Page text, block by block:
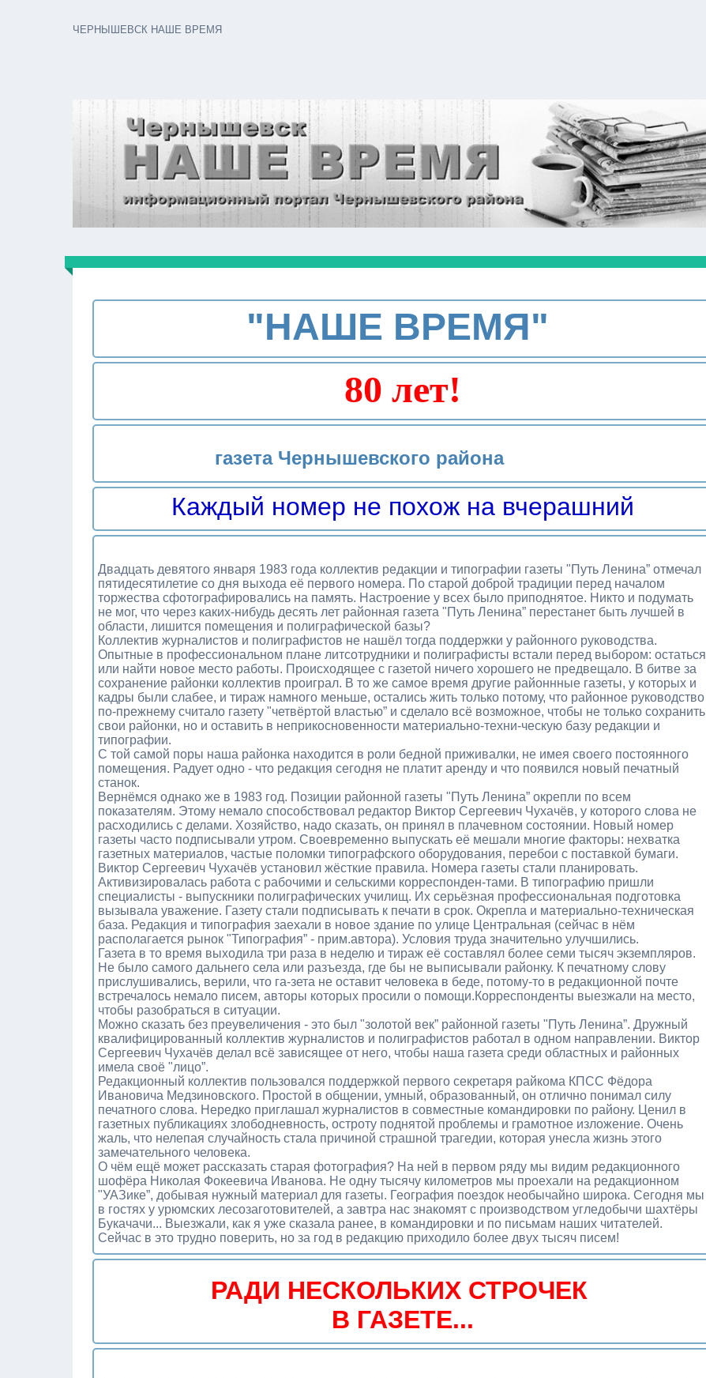
ЧЕРНЫШЕВСК НАШЕ ВРЕМЯ
"НАШЕ ВРЕМЯ"
80 лет!
газета Чернышевского района
Каждый номер не похож на вчерашний
Двадцать девятого января 1983 года коллектив редакции и типографии газеты "Путь Ленина” отмечал
пятидесятилетие со дня выхода её первого номера. По старой доброй традиции перед началом
торжества сфотографировались на память. Настроение у всех было приподнятое. Никто и подумать
не мог, что через каких-нибудь десять лет районная газета "Путь Ленина” перестанет быть лучшей в
области, лишится помещения и полиграфической базы?
Коллектив журналистов и полиграфистов не нашёл тогда поддержки у районного руководства.
Опытные в профессиональном плане литсотрудники и полиграфисты встали перед выбором: остаться
или найти новое место работы. Происходящее с газетой ничего хорошего не предвещало. В битве за
сохранение районки коллектив проиграл. В то же самое время другие районнные газеты, у которых и
кадры были слабее, и тираж намного меньше, остались жить только потому, что районное руководство
по-прежнему считало газету "четвёртой властью” и сделало всё возможное, чтобы не только сохранить
свои районки, но и оставить в неприкосновенности материально-техни-ческую базу редакции и
типографии.
С той самой поры наша районка находится в роли бедной приживалки, не имея своего постоянного
помещения. Радует одно - что редакция сегодня не платит аренду и что появился новый печатный
станок.
Вернёмся однако же в 1983 год. Позиции районной газеты "Путь Ленина” окрепли по всем
показателям. Этому немало способствовал редактор Виктор Сергеевич Чухачёв, у которого слова не
расходились с делами. Хозяйство, надо сказать, он принял в плачевном состоянии. Новый номер
газеты часто подписывали утром. Своевременно выпускать её мешали многие факторы: нехватка
газетных материалов, частые поломки типографского оборудования, перебои с поставкой бумаги.
Виктор Сергеевич Чухачёв установил жёсткие правила. Номера газеты стали планировать.
Активизировалась работа с рабочими и сельскими корреспонден-тами. В типографию пришли
специалисты - выпускники полиграфических училищ. Их серьёзная профессиональная подготовка
вызывала уважение. Газету стали подписывать к печати в срок. Окрепла и материально-техническая
база. Редакция и типография заехали в новое здание по улице Центральная (сейчас в нём
располагается рынок "Типография” - прим.автора). Условия труда значительно улучшились.
Газета в то время выходила три раза в неделю и тираж её составлял более семи тысяч экземпляров.
Не было самого дальнего села или разъезда, где бы не выписывали районку. К печатному слову
прислушивались, верили, что га-зета не оставит человека в беде, потому-то в редакционной почте
встречалось немало писем, авторы которых просили о помощи.Корреспонденты выезжали на место,
чтобы разобраться в ситуации.
Можно сказать без преувеличения - это был "золотой век” районной газеты "Путь Ленина”. Дружный
квалифицированный коллектив журналистов и полиграфистов работал в одном направлении. Виктор
Сергеевич Чухачёв делал всё зависящее от него, чтобы наша газета среди областных и районных
имела своё "лицо”.
Редакционный коллектив пользовался поддержкой первого секретаря райкома КПСС Фёдора
Ивановича Медзиновского. Простой в общении, умный, образованный, он отлично понимал силу
печатного слова. Нередко приглашал журналистов в совместные командировки по району. Ценил в
газетных публикациях злободневность, остроту поднятой проблемы и грамотное изложение. Очень
жаль, что нелепая случайность стала причиной страшной трагедии, которая унесла жизнь этого
замечательного человека.
О чём ещё может рассказать старая фотография? На ней в первом ряду мы видим редакционного
шофёра Николая Фокеевича Иванова. Не одну тысячу километров мы проехали на редакционном
"УАЗике”, добывая нужный материал для газеты. География поездок необычайно широка. Сегодня мы
в гостях у урюмских лесозаготовителей, а завтра нас знакомят с производством угледобычи шахтёры
Букачачи... Выезжали, как я уже сказала ранее, в командировки и по письмам наших читателей.
Сейчас в это трудно поверить, но за год в редакцию приходило более двух тысяч писем!
РАДИ НЕСКОЛЬКИХ СТРОЧЕК
В ГАЗЕТЕ...